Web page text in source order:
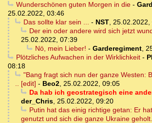
Wunderschönen guten Morgen in die-
25.02.2022, 03:46
Das sollte klar sein ... - NST, 25.02.2022,
Der ein oder andere wird sich jetzt
25.02.2022, 07:39
Nö, mein Lieber! - Garderegiment,
Plötzliches Aufwachen in der Wirklichkeit-
08:18
"Bang fragt sich nun der ganze Westen:
.. [edit] - Beo2, 25.02.2022, 09:05
Da hab ich geostrategisch eine
der_Chris, 25.02.2022, 09:20
Putin hat das einig richtige getan: Er
genutzt und sich die ganze Ukraine geholt.